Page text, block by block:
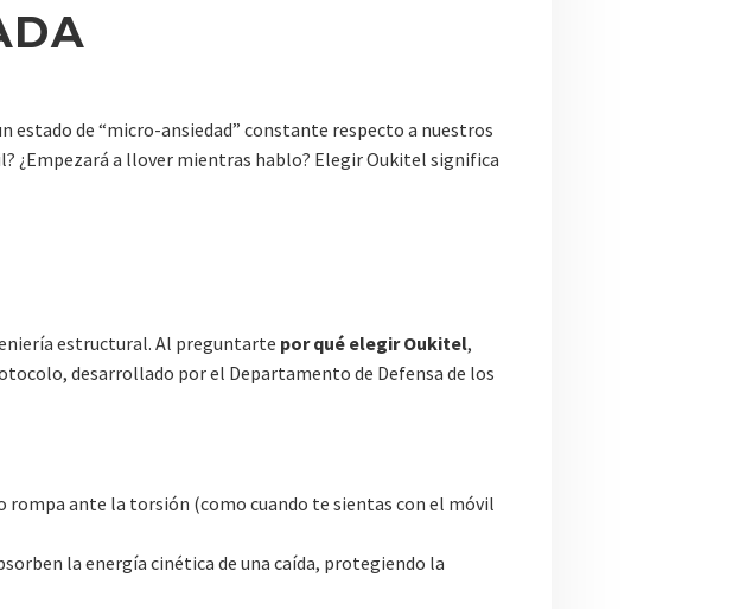
estado de “micro-ansiedad” constante respecto a nuestros
¿Empezará a llover mientras hablo? Elegir Oukitel significa
estructural. Al preguntarte por qué elegir Oukitel,
desarrollado por el Departamento de Defensa de los
rompa ante la torsión (como cuando te sientas con el móvil
la energía cinética de una caída, protegiendo la